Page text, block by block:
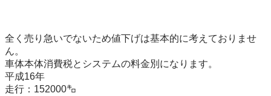
全く売り急いでないため値下げは基本的に考えておりませ
ん。
車体本体消費税とシステムの料金別になります。
平成16年
走行：152000㌔